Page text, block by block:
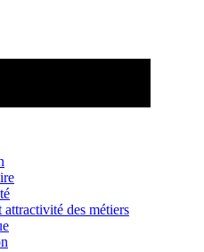
attractivité des métiers